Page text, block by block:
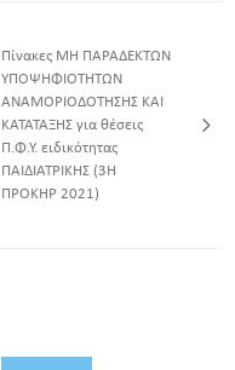
Πίνακες ΜΗ ΠΑΡΑΔΕΚΤΩΝ
ΥΠΟΨΗΦΙΟΤΗΤΩΝ
ΑΝΑΜΟΡΙΟΔΟΤΗΣΗΣ ΚΑΙ
ΚΑΤΑΤΑΞΗΣ για θέσεις
Π.Φ.Υ. ειδικότητας
ΠΑΙΔΙΑΤΡΙΚΗΣ (3Η
ΠΡΟΚΗΡ 2021)